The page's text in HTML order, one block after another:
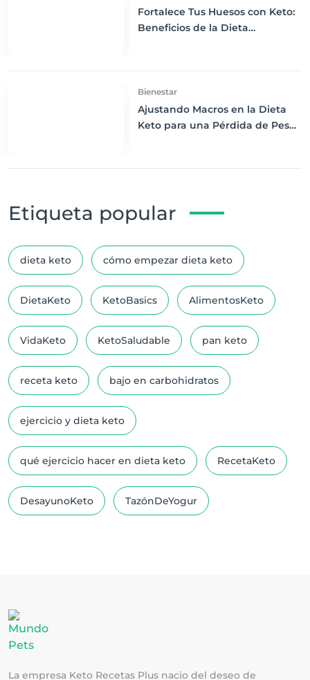
Fortalece Tus Huesos con Keto:
Beneficios de la Dieta
Bienestar
Ajustando Macros en la Dieta
Keto para una Pérdida de Peso
Etiqueta popular
dieta keto cómo empezar dieta keto
DietaKeto KetoBasics AlimentosKeto
VidaKeto KetoSaludable pan keto
receta keto bajo en carbohidratos
ejercicio y dieta keto
qué ejercicio hacer en dieta keto RecetaKeto
DesayunoKeto TazónDeYogur
La empresa Keto Recetas Plus nacio del deseo de